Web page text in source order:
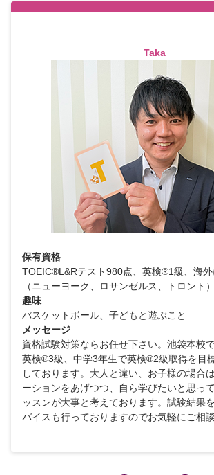
Taka
保有資格
TOEIC®L&Rテスト980点、英検®1級、海
（ニューヨーク、ロサンゼルス、トロント）
趣味
バスケットボール、子どもと遊ぶこと
メッセージ
資格試験対策ならお任せ下さい。池袋本校
英検®3級、中学3年生で英検®2級取得を目
しております。大人と違い、お子様の場合
ーションをあげつつ、自ら学びたいと思っ
ッスンが大事と考えております。試験結果
バイスも行っておりますのでお気軽にご相談